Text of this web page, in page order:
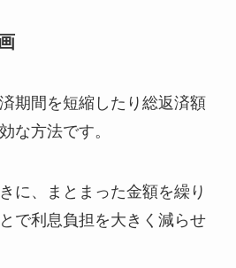
期間を短縮したり総返済額
な方法です。
に、まとまった金額を繰り
で利息負担を大きく減らせ